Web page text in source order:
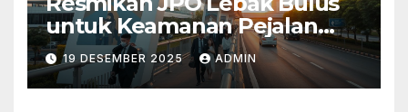
untuk Keamanan Pejalan
Kaki
19 DESEMBER 2025 ADMIN